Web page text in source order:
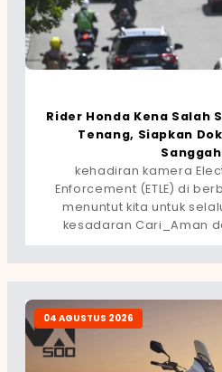
Rider Honda Kena Salah
Tenang, Siapkan
kehadiran kamera
Enforcement (ETLE) di
menuntut kita untuk
kesadaran Cari_Aman
04 AGUSTUS 2026